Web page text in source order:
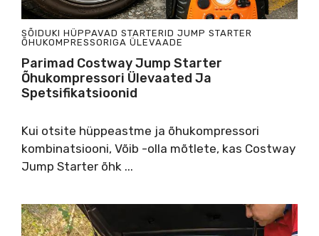
SÕIDUKI HÜPPAVAD STARTERID JUMP STARTER
ÕHUKOMPRESSORIGA ÜLEVAADE
Parimad Costway Jump Starter
Õhukompressori Ülevaated Ja
Spetsifikatsioonid
Kui otsite hüppeastme ja õhukompressori
kombinatsiooni, Võib -olla mõtlete, kas Costway
Jump Starter õhk ...